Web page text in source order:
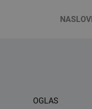
OGLAS